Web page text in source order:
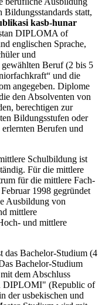
Bildungsstandards statt,
kasb-hunar
DIPLOMA of
englischen Sprache,
und
gewählten Beruf (2 bis 5
und die
angegeben. Diplome
den Absolventen von
berechtigen zur
Bildungsstufen oder
Berufen und
Schulbildung ist
Für die mittlere
für die mittlere Fach-
1998 gegründet
Ausbildung von
mittlere
und mittlere
das Bachelor-Studium (4
Bachelor-Studium
dem Abschluss
DIPLOMI" (Republic of
usbekischen und